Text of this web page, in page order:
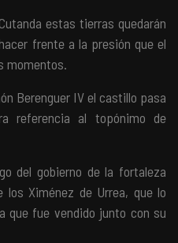
estas tierras quedarán
frente a la presión que el
momentos.
Berenguer IV el castillo pasa
referencia al topónimo de
del gobierno de la fortaleza
los Ximénez de Urrea, que lo
que fue vendido junto con su